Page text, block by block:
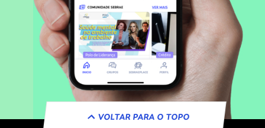
VOLTAR PARA O TOPO